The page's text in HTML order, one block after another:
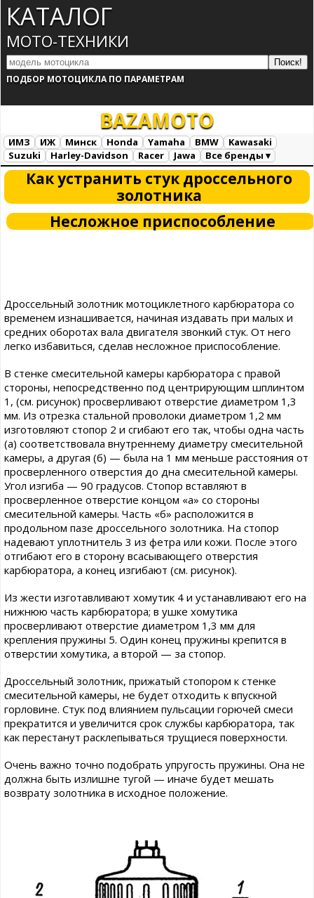
КАТАЛОГ
МОТО-ТЕХНИКИ
ПОДБОР МОТОЦИКЛА ПО ПАРАМЕТРАМ
BAZAMOTO
ИМЗ ИЖ Минск Honda Yamaha BMW
Kawasaki
Suzuki
Harley-Davidson Racer Jawa
Все бренды ▾
Все марки
Загрузка...
Как устранить стук дроссельного
золотника
Несложное приспособление
Дроссельный золотник мотоциклетного карбюратора со
временем изнашивается, начиная издавать при малых и
средних оборотах вала двигателя звонкий стук. От него
легко избавиться, сделав несложное приспособление.
В стенке смесительной камеры карбюратора с правой
стороны, непосредственно под центрирующим шплинтом
1, (см. рисунок) просверливают отверстие диаметром 1,3
мм. Из отрезка стальной проволоки диаметром 1,2 мм
изготовляют стопор 2 и сгибают его так, чтобы одна часть
(а) соответствовала внутреннему диаметру смесительной
камеры, а другая (б) — была на 1 мм меньше расстояния от
просверленного отверстия до дна смесительной камеры.
Угол изгиба — 90 градусов. Стопор вставляют в
просверленное отверстие концом «а» со стороны
смесительной камеры. Часть «б» расположится в
продольном пазе дроссельного золотника. На стопор
надевают уплотнитель 3 из фетра или кожи. После этого
отгибают его в сторону всасывающего отверстия
карбюратора, а конец изгибают (см. рисунок).
Из жести изготавливают хомутик 4 и устанавливают его на
нижнюю часть карбюратора; в ушке хомутика
просверливают отверстие диаметром 1,3 мм для
крепления пружины 5. Один конец пружины крепится в
отверстии хомутика, а второй — за стопор.
Дроссельный золотник, прижатый стопором к стенке
смесительной камеры, не будет отходить к впускной
горловине. Стук под влиянием пульсации горючей смеси
прекратится и увеличится срок службы карбюратора, так
как перестанут расклепываться трущиеся поверхности.
Очень важно точно подобрать упругость пружины. Она не
должна быть излишне тугой — иначе будет мешать
возврату золотника в исходное положение.